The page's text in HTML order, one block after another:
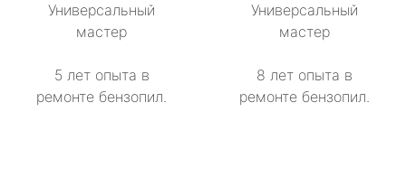
Универсальный
мастер
5 лет опыта в
ремонте бензопил.
Универсальный
мастер
8 лет опыта в
ремонте бензопил.